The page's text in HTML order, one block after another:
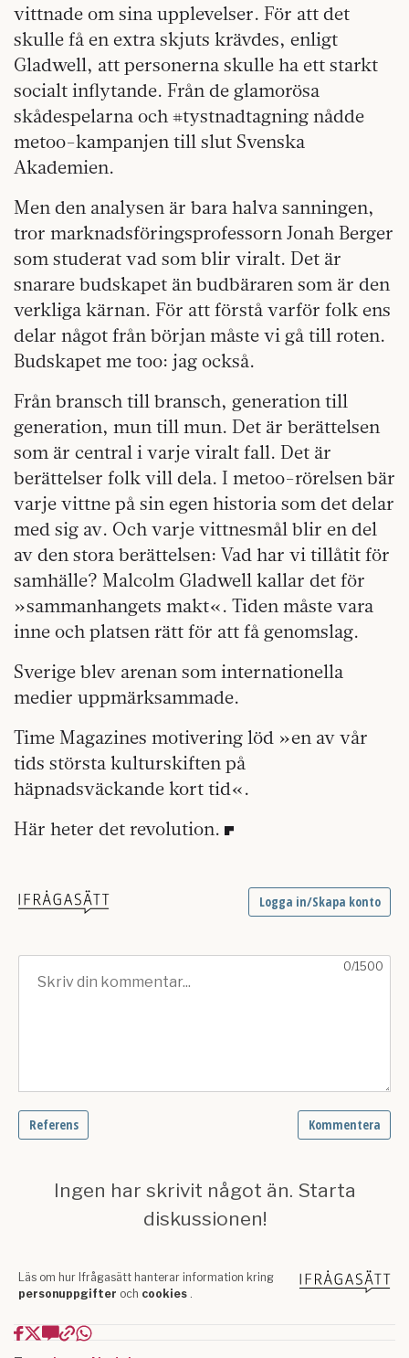
vittnade om sina upplevelser. För att det
skulle få en extra skjuts krävdes, enligt
Gladwell, att personerna skulle ha ett starkt
socialt inflytande. Från de glamorösa
skådespelarna och #tystnadtagning nådde
metoo-kampanjen till slut Svenska
Akademien.
Men den analysen är bara halva sanningen,
tror marknadsföringsprofessorn Jonah Berger
som studerat vad som blir viralt. Det är
snarare budskapet än budbäraren som är den
verkliga kärnan. För att förstå varför folk ens
delar något från början måste vi gå till roten.
Budskapet me too: jag också.
Från bransch till bransch, generation till
generation, mun till mun. Det är berättelsen
som är central i varje viralt fall. Det är
berättelser folk vill dela. I metoo-rörelsen bär
varje vittne på sin egen historia som det delar
med sig av. Och varje vittnesmål blir en del
av den stora berättelsen: Vad har vi tillåtit för
samhälle? Malcolm Gladwell kallar det för
»sammanhangets makt«. Tiden måste vara
inne och platsen rätt för att få genomslag.
Sverige blev arenan som internationella
medier uppmärksammade.
Time Magazines motivering löd »en av vår
tids största kulturskiften på
häpnadsväckande kort tid«.
Här heter det revolution.